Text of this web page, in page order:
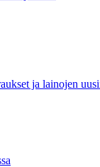
ja lainojen